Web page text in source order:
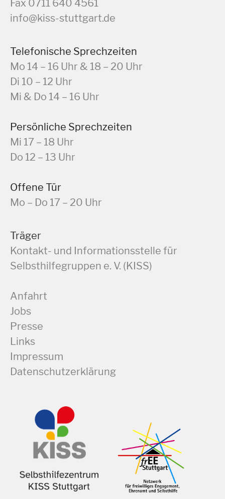
Fax 0711 640 4561
info@kiss-stuttgart.de
Telefonische Sprechzeiten
Mo 14 – 16 Uhr & 18 – 20 Uhr
Di 10 – 12 Uhr
Mi & Do 14 – 16 Uhr
Persönliche Sprechzeiten
Mi 17 – 18 Uhr
Do 12 – 13 Uhr
Offene Tür
Mo – Do 17 – 20 Uhr
Träger
Kontakt- und Informationsstelle für
Selbsthilfegruppen e. V. (KISS)
Anfahrt
Jobs
Presse
Links
Impressum
Datenschutzerklärung